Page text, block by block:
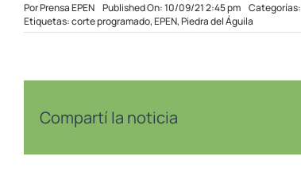
PorPrensa EPEN Published On: 10/09/21 2:45 pm Categorías:
Etiquetas:corte programado,EPEN,Piedra del Águila
Compartí la noticia